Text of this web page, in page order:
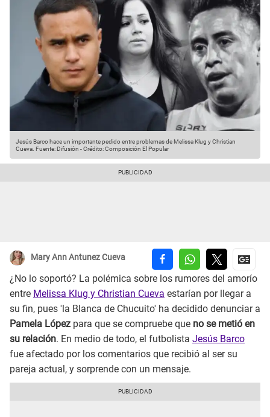
Jesús Barco hace un importante pedido entre problemas de Melissa Klug y Christian
Cueva. Fuente: Difusión -Crédito: Composición El Popular
Mary Ann Antunez Cueva
¿No lo soportó? La polémica sobre los rumores del amorío
entre Melissa Klug y Christian Cueva estarían por llegar a
su fin, pues 'la Blanca de Chucuito' ha decidido denunciar a
Pamela López para que se compruebe que no se metió en
su relación. En medio de todo, el futbolista Jesús Barco
fue afectado por los comentarios que recibió al ser su
pareja actual, y sorprende con un mensaje.